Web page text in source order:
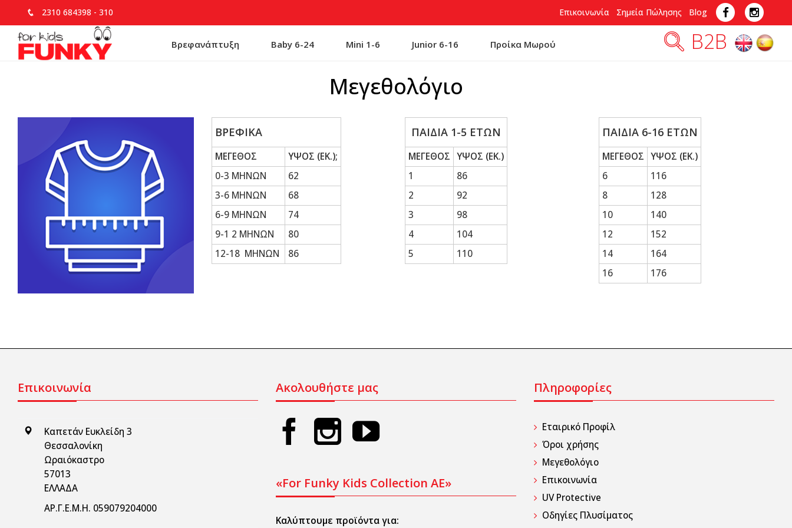
2310 684398 - 310 Επικοινωνία Σημεία Πώλησης Blog
B2B
Βρεφανάπτυξη Baby 6-24 Mini 1-6 Junior 6-16 Προίκα Μωρού
Μεγεθολόγιο
ΒΡΕΦΙΚΑ
ΜΕΓΕΘΟΣ
ΥΨΟΣ (EK.);
0-3 ΜΗΝΩΝ
62
3-6 ΜΗΝΩΝ
68
6-9 ΜΗΝΩΝ
74
9-1 2 ΜΗΝΩΝ
80
12-18 ΜΗΝΩΝ
86
ΠΑΙΔΙΑ 1-5 ΕΤΩΝ
ΜΕΓΕΘΟΣ ΥΨΟΣ (EK.)
1
86
2
92
3
98
4
104
5
110
ΠΑΙΔΙΑ 6-16 ΕΤΩΝ
ΜΕΓΕΘΟΣ ΥΨΟΣ (EK.)
6
116
8
128
10
140
12
152
14
164
16
176
Επικοινωνία
Καπετάν Ευκλείδη 3
Θεσσαλονίκη
Ωραιόκαστρο
57013
ΕΛΛΑΔΑ
ΑΡ.Γ.Ε.Μ.Η. 059079204000
Ακολουθήστε μας
«For Funky Kids Collection AE»
Καλύπτουμε προϊόντα για:
Πληροφορίες
Εταιρικό Προφίλ
Όροι χρήσης
Μεγεθολόγιο
Επικοινωνία
UV Protective
Οδηγίες Πλυσίματος